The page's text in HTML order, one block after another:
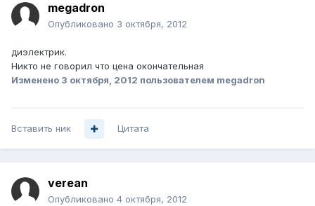
megadron
Опубликовано 3 октября, 2012
диэлектрик.
Никто не говорил что цена окончательная
Изменено 3 октября, 2012 пользователем megadron
Вставить ник Цитата
verean
Опубликовано 4 октября, 2012